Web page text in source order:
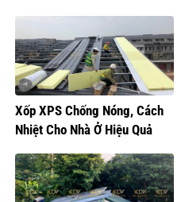
Xốp XPS Chống Nóng, Cách
Nhiệt Cho Nhà Ở Hiệu Quả